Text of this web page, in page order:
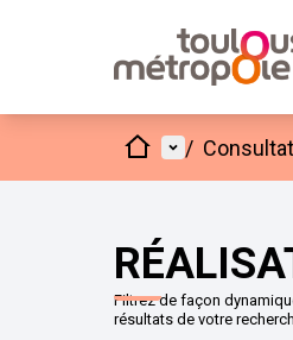
Accueil
Menu
/
Filtrez de façon
résultats de votre